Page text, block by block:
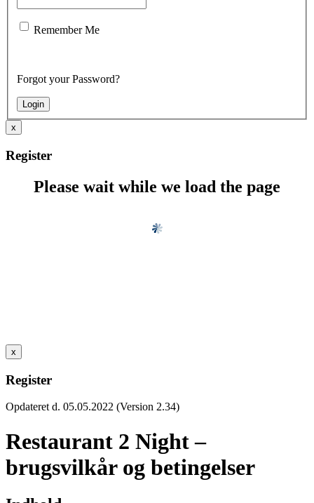
Remember Me
Forgot your Password?
x
Register
Please wait while we load the page
x
Register
Opdateret d. 05.05.2022 (Version 2.34)
Restaurant 2 Night –
brugsvilkår og betingelser